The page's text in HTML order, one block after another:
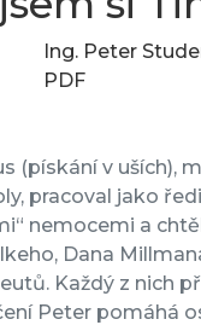
Ing. Peter
PDF
(pískání v uších),
pracoval jako
nemocemi a
Dana
Každý z nich
Peter pomáhá